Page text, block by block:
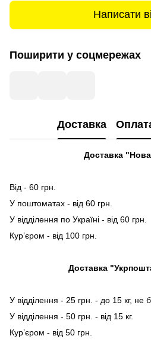
Написати
Поширити у соцмережах
Доставка
Доставка
Від - 60 грн.
У поштоматах - від 60 грн.
У відділення по Україні - від 60 грн.
Кур’єром - від 100 грн.
Доставка
У відділення - 25 грн. - до 15 кг, не
У відділення - 50 грн. - від 15 кг.
Кур’єром - від 50 грн.